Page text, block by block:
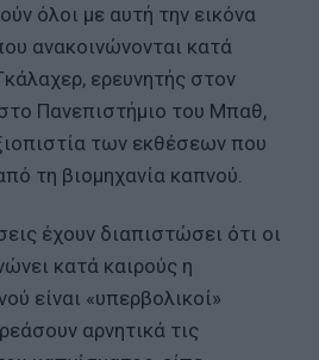
όλοι με αυτή την εικόνα
ανακοινώνονται κατά
ερευνητής στον
Πανεπιστήμιο του Μπαθ,
των εκθέσεων που
τη βιομηχανία καπνού.
έχουν διαπιστώσει ότι οι
κατά καιρούς η
είναι «υπερβολικοί»
αρνητικά τις